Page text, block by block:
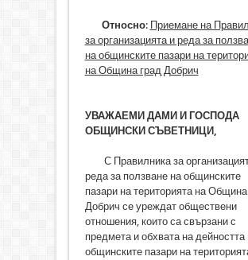
Относно: Приемане на
за организацията и реда за
на общинските пазари на
наОбщина град Добрич
УВАЖАЕМИ ДАМИ И ГОСПОДА
ОБЩИНСКИ СЪВЕТНИЦИ,
С Правилника за
реда за ползване на общинските
пазари на територията на
Добрич се уреждат обществени
отношения, които са свързани с
предмета и обхвата на дейността
общинските пазари на